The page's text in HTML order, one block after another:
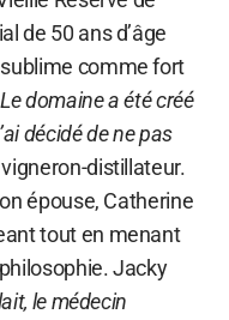
de 50 ans d’âge
sublime comme fort
domaine a été créé
décidé de ne pas
distillateur.
épouse, Catherine
tout en menant
Jacky
le médecin